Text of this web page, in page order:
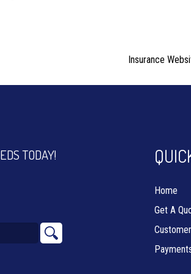
Insurance
TODAY!
Home
Get A